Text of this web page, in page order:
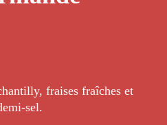
fraises fraîches et
sel.